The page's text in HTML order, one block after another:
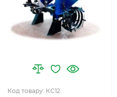
Код товару: КС12